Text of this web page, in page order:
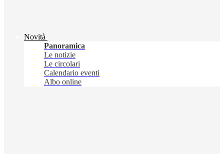
Novità
Panoramica
Le notizie
Le circolari
Calendario eventi
Albo online